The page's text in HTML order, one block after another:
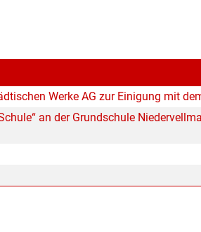
Werke AG zur Einigung mit
an der Grundschule